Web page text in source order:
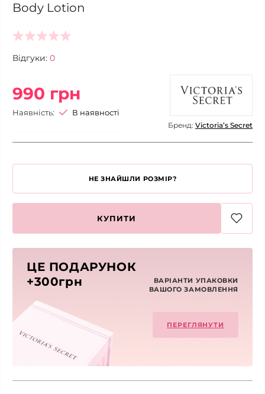
Body Lotion
Відгуки: 0
990 грн
Наявність: В наявності
Бренд: Victoria’s Secret
НЕ ЗНАЙШЛИ РОЗМІР?
КУПИТИ
ЦЕ ПОДАРУНОК
+300грн
ВАРІАНТИ УПАКОВКИ
ВАШОГО ЗАМОВЛЕННЯ
ПЕРЕГЛЯНУТИ